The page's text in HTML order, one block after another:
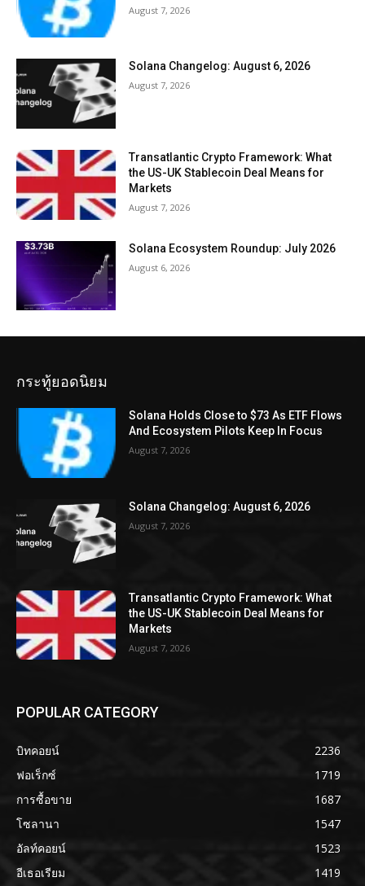
August 7, 2026
Solana Changelog: August 6, 2026
August 7, 2026
Transatlantic Crypto Framework: What
the US-UK Stablecoin Deal Means for
Markets
August 7, 2026
Solana Ecosystem Roundup: July 2026
August 6, 2026
กระทู้ยอดนิยม
Solana Holds Close to $73 As ETF Flows
And Ecosystem Pilots Keep In Focus
August 7, 2026
Solana Changelog: August 6, 2026
August 7, 2026
Transatlantic Crypto Framework: What
the US-UK Stablecoin Deal Means for
Markets
August 7, 2026
POPULAR CATEGORY
บิทคอยน์
2236
ฟอเร็กซ์
1719
การซื้อขาย
1687
โซลานา
1547
อัลท์คอยน์
1523
อีเธอเรียม
1419